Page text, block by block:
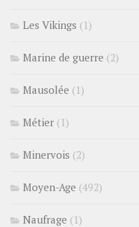
Les Vikings (1)
Marine de guerre (2)
Mausolée (1)
Métier (1)
Minervois (2)
Moyen-Age (492)
Naufrage (1)